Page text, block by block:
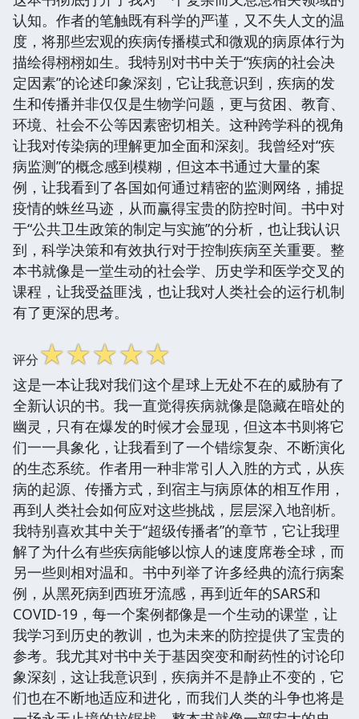
认知。作者的笔触既有科学的严谨，又不失人文的温
度，将那些宏观的疾病传播模式和微观的病原体行为
描绘得栩栩如生。我特别对书中关于“疾病的社会决
定因素”的论述印象深刻，它让我意识到，疾病的发
生和传播并非仅仅是生物学问题，更与贫困、教育、
环境、社会不公等因素密切相关。这种跨学科的视角
让我对传染病的理解更加全面和深刻。我曾经对“疾
病监测”的概念感到模糊，但这本书通过大量的案
例，让我看到了各国如何通过精密的监测网络，捕捉
疫情的蛛丝马迹，从而赢得宝贵的防控时间。书中对
于“公共卫生政策的制定与实施”的分析，也让我认识
到，科学决策和有效执行对于控制疾病至关重要。整
本书就像是一堂生动的社会学、历史学和医学交叉的
课程，让我受益匪浅，也让我对人类社会的运行机制
有了更深的思考。
评分☆☆☆☆☆
这是一本让我对我们这个星球上无处不在的威胁有了
全新认识的书。我一直觉得疾病就像是隐藏在暗处的
幽灵，只有在爆发的时候才会显现，但这本书则将它
们一一具象化，让我看到了一个错综复杂、不断演化
的生态系统。作者用一种非常引人入胜的方式，从疾
病的起源、传播方式，到宿主与病原体的相互作用，
再到人类社会如何应对这些挑战，层层深入地剖析。
我特别喜欢其中关于“超级传播者”的章节，它让我理
解了为什么有些疾病能够以惊人的速度席卷全球，而
另一些则相对温和。书中列举了许多经典的流行病案
例，从黑死病到西班牙流感，再到近年的SARS和
COVID-19，每一个案例都像是一个生动的课堂，让
我学习到历史的教训，也为未来的防控提供了宝贵的
参考。我尤其对书中关于基因突变和耐药性的讨论印
象深刻，这让我意识到，疾病并不是静止不变的，它
们也在不断地适应和进化，而我们人类的斗争也将是